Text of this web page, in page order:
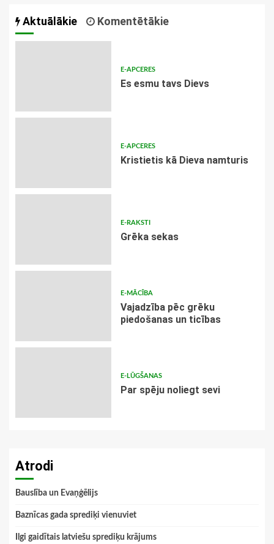
Aktuālākie Komentētākie
E-APCERES
Es esmu tavs Dievs
E-APCERES
Kristietis kā Dieva namturis
E-RAKSTI
Grēka sekas
E-MĀCĪBA
Vajadzība pēc grēku
piedošanas un ticības
E-LŪGŠANAS
Par spēju noliegt sevi
Atrodi
Bauslība un Evaņģēlijs
Baznīcas gada sprediķi vienuviet
Ilgi gaidītais latviešu sprediķu krājums